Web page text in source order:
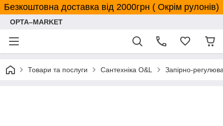
Безкоштовна доставка від 2000грн ( Окрім рулонів)
OPTA–MARKET
Товари та послуги Сантехніка O&L Запірно-